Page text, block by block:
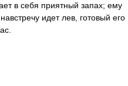
в себя приятный запах; ему
идет лев, готовый его